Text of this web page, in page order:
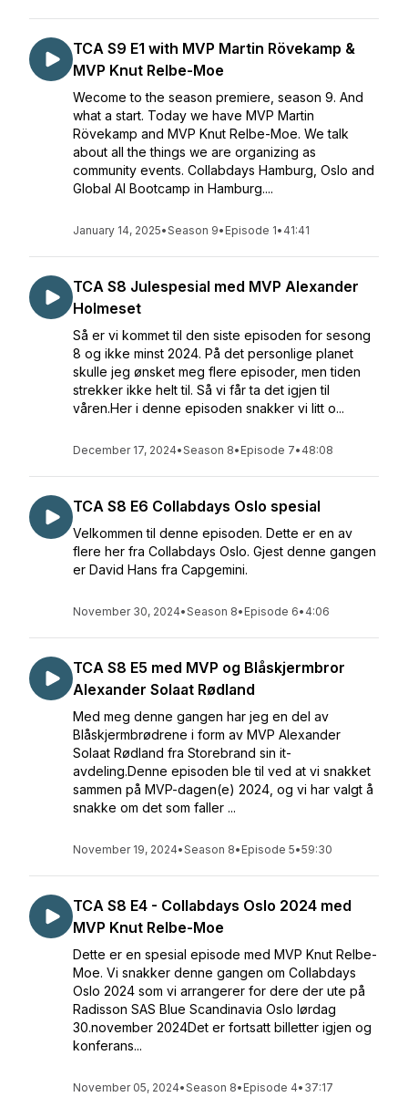
TCA S9 E1 with MVP Martin Rövekamp &
MVP Knut Relbe-Moe
Wecome to the season premiere, season 9. And
what a start. Today we have MVP Martin
Rövekamp and MVP Knut Relbe-Moe. We talk
about all the things we are organizing as
community events. Collabdays Hamburg, Oslo and
Global AI Bootcamp in Hamburg....
January 14, 2025•Season 9• Episode 1• 41:41
TCA S8 Julespesial med MVP Alexander
Holmeset
Så er vi kommet til den siste episoden for sesong
8 og ikke minst 2024. På det personlige planet
skulle jeg ønsket meg flere episoder, men tiden
strekker ikke helt til. Så vi får ta det igjen til
våren.Her i denne episoden snakker vi litt o...
December 17, 2024•Season 8• Episode 7• 48:08
TCA S8 E6 Collabdays Oslo spesial
Velkommen til denne episoden. Dette er en av
flere her fra Collabdays Oslo. Gjest denne gangen
er David Hans fra Capgemini.
November 30, 2024•Season 8• Episode 6• 4:06
TCA S8 E5 med MVP og Blåskjermbror
Alexander Solaat Rødland
Med meg denne gangen har jeg en del av
Blåskjermbrødrene i form av MVP Alexander
Solaat Rødland fra Storebrand sin it-
avdeling.Denne episoden ble til ved at vi snakket
sammen på MVP-dagen(e) 2024, og vi har valgt å
snakke om det som faller ...
November 19, 2024•Season 8• Episode 5•59:30
TCA S8 E4 - Collabdays Oslo 2024 med
MVP Knut Relbe-Moe
Dette er en spesial episode med MVP Knut Relbe-
Moe. Vi snakker denne gangen om Collabdays
Oslo 2024 som vi arrangerer for dere der ute på
Radisson SAS Blue Scandinavia Oslo lørdag
30.november 2024Det er fortsatt billetter igjen og
konferans...
November 05, 2024•Season 8• Episode 4• 37:17